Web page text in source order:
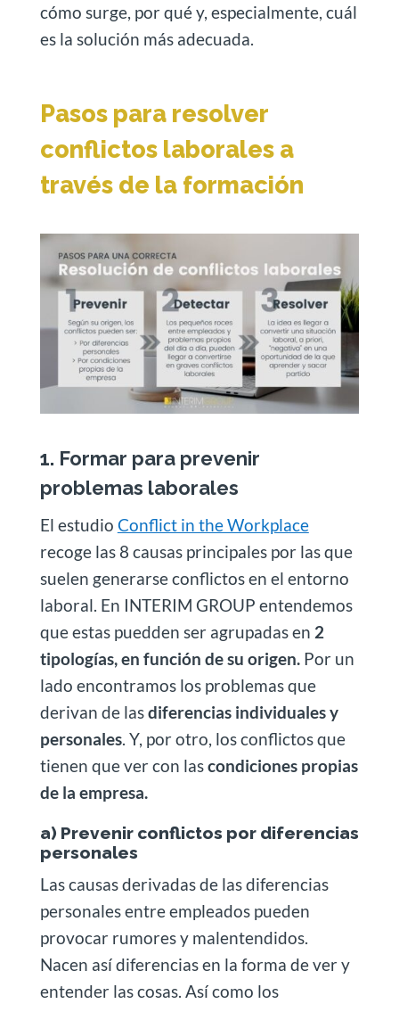
cómo surge, por qué y, especialmente, cuál
es la solución más adecuada.
Pasos para resolver
conflictos laborales a
través de la formación
1. Formar para prevenir
problemas laborales
El estudio Conflict in the Workplace
recoge las 8 causas principales por las que
suelen generarse conflictos en el entorno
laboral. En INTERIM GROUP entendemos
que estas puedden ser agrupadas en 2
tipologías, en función de su origen. Por un
lado encontramos los problemas que
derivan de lasdiferencias individuales y
personales. Y, por otro, los conflictos que
tienen que ver con lascondiciones propias
de la empresa.
a) Prevenir conflictos por diferencias
personales
Las causas derivadas de las diferencias
personales entre empleados pueden
provocar rumores y malentendidos.
Nacen así diferencias en la forma de ver y
entender las cosas. Así como los